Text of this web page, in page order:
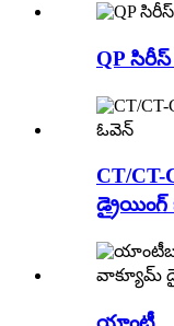
QP
CT/
డ్రైయింగ్